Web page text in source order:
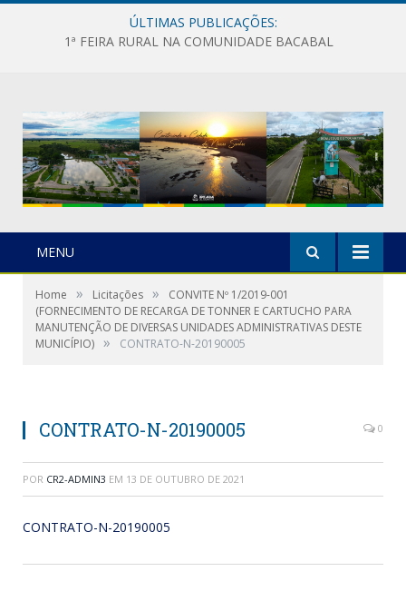
ÚLTIMAS PUBLICAÇÕES:
1ª FEIRA RURAL NA COMUNIDADE BACABAL
MENU
Home » Licitações »
CONVITE Nº 1/2019-001
(FORNECIMENTO DE RECARGA DE TONNER E CARTUCHO PARA
MANUTENÇÃO DE DIVERSAS UNIDADES ADMINISTRATIVAS DESTE
MUNICÍPIO) » CONTRATO-N-20190005
CONTRATO-N-20190005 0
POR CR2-ADMIN3 EM 13 DE OUTUBRO DE 2021
CONTRATO-N-20190005